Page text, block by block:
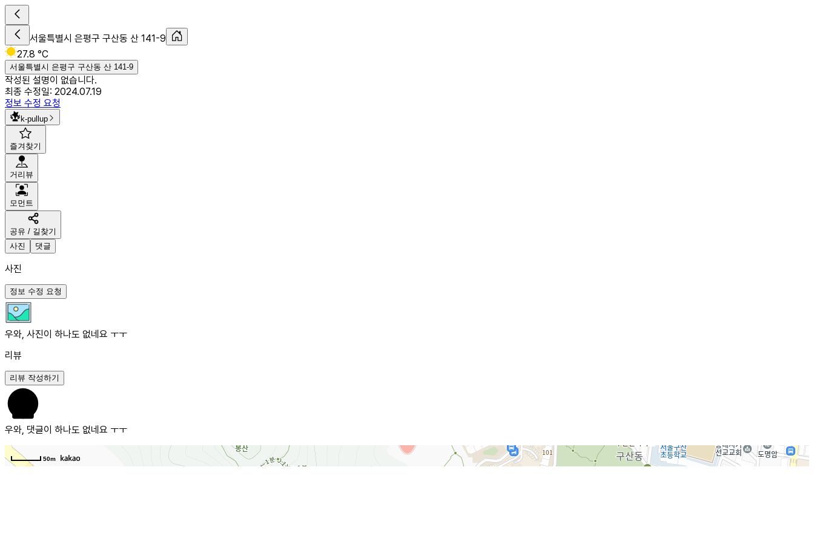
서울특별시 은평구 구산동 산 141-9
27.8 °C
서울특별시 은평구 구산동 산 141-9
작성된 설명이 없습니다.
최종 수정일: 2024.07.19
정보 수정 요청
k-pullup
즐겨찾기
거리뷰
모먼트
공유 / 길찾기
사진
댓글
사진
정보 수정 요청
우와, 사진이 하나도 없네요 ㅜㅜ
리뷰
리뷰 작성하기
우와, 댓글이 하나도 없네요 ㅜㅜ
50m